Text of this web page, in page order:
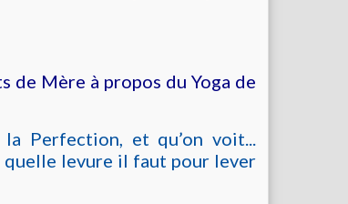
de Mère à propos du Yoga de
Perfection, et qu’on voit...
quelle levure il faut pour lever